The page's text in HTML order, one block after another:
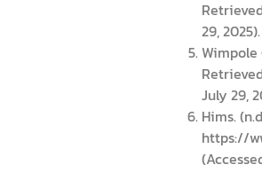
29, 2025).
Wimpole
July 29,
Hims.
https://